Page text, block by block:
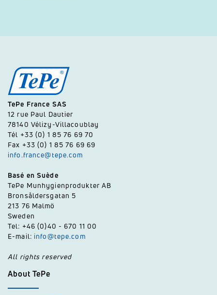
TePe France SAS
12 rue Paul Dautier
78140 Vélizy-Villacoublay
Tél +33 (0) 1 85 76 69 70
Fax +33 (0) 1 85 76 69 69
info.france@tepe.com
Basé en Suède
TePe Munhygienprodukter AB
Bronsåldersgatan 5
213 76 Malmö
Sweden
Tel: +46 (0)40 - 670 11 00
E-mail: info@tepe.com
All rights reserved
About TePe